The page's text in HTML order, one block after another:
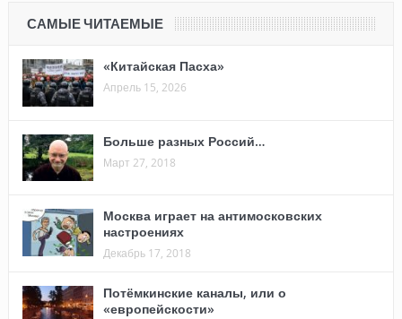
САМЫЕ ЧИТАЕМЫЕ
«Китайская Пасха»
Апрель 15, 2026
Больше разных Россий…
Март 27, 2018
Москва играет на антимосковских
настроениях
Декабрь 17, 2018
Потёмкинские каналы, или о
«европейскости»